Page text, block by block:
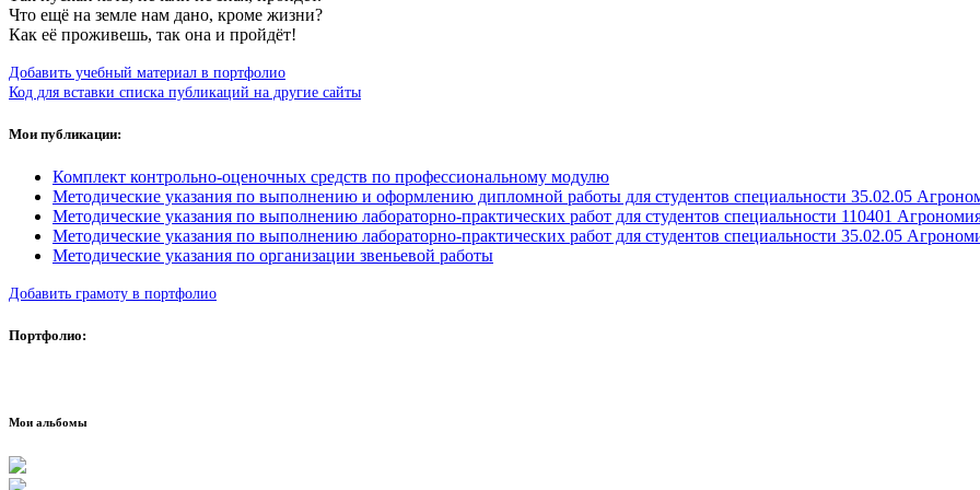
Что ещё на земле нам дано, кроме жизни?
Как её проживешь, так она и пройдёт!
Добавить учебный материал в портфолио
Код для вставки списка публикаций на другие сайты
Мои публикации:
Комплект контрольно-оценочных средств по профессиональному модулю
Методические указания по выполнению и оформлению дипломной работы для студентов специальности 35.02.05
Методические указания по выполнению лабораторно-практических работ для студентов специальности 110401
Методические указания по выполнению лабораторно-практических работ для студентов специальности 35.02.05
Методические указания по организации звеньевой работы
Добавить грамоту в портфолио
Портфолио:
Мои альбомы